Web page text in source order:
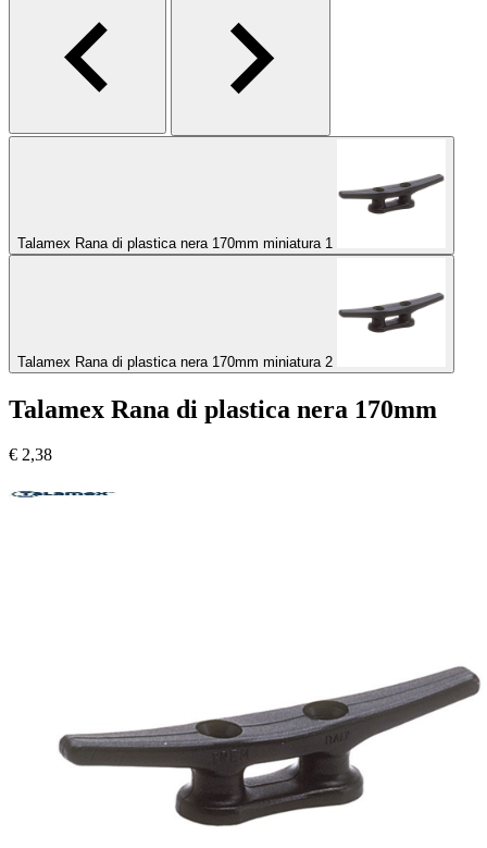
Talamex Rana di plastica nera 170mm miniatura 1
Talamex Rana di plastica nera 170mm miniatura 2
Talamex Rana di plastica nera 170mm
€ 2,38